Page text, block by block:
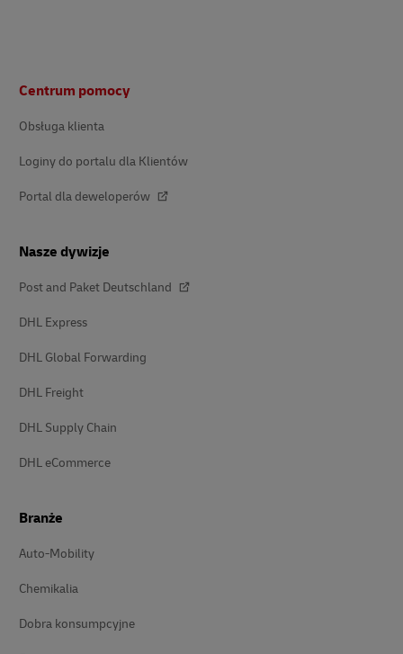
Centrum pomocy
Obsługa klienta
Loginy do portalu dla Klientów
Portal dla deweloperów
Nasze dywizje
Post and Paket Deutschland
DHL Express
DHL Global Forwarding
DHL Freight
DHL Supply Chain
DHL eCommerce
Branże
Auto-Mobility
Chemikalia
Dobra konsumpcyjne